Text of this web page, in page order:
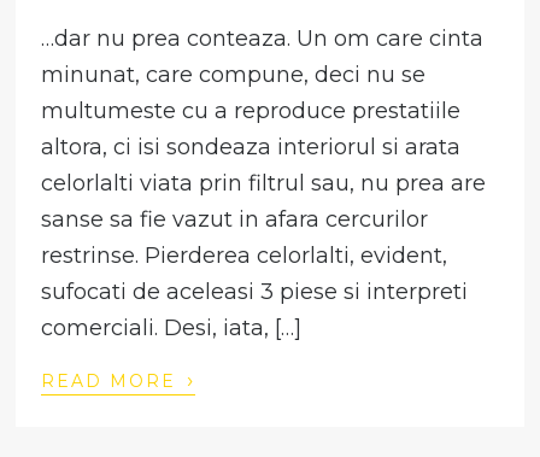
…dar nu prea conteaza. Un om care cinta
minunat, care compune, deci nu se
multumeste cu a reproduce prestatiile
altora, ci isi sondeaza interiorul si arata
celorlalti viata prin filtrul sau, nu prea are
sanse sa fie vazut in afara cercurilor
restrinse. Pierderea celorlalti, evident,
sufocati de aceleasi 3 piese si interpreti
comerciali. Desi, iata, […]
READ MORE ›